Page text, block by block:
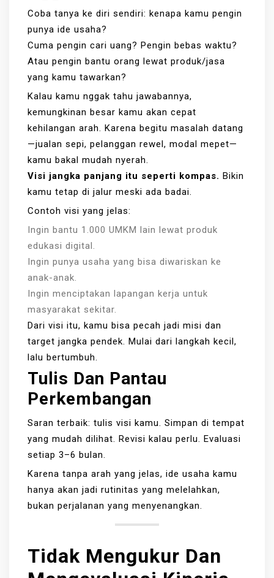
Coba tanya ke diri sendiri: kenapa kamu pengin
punya ide usaha?
Cuma pengin cari uang? Pengin bebas waktu?
Atau pengin bantu orang lewat produk/jasa
yang kamu tawarkan?
Kalau kamu nggak tahu jawabannya,
kemungkinan besar kamu akan cepat
kehilangan arah. Karena begitu masalah datang
—jualan sepi, pelanggan rewel, modal mepet—
kamu bakal mudah nyerah.
Visi jangka panjang itu seperti kompas. Bikin
kamu tetap di jalur meski ada badai.
Contoh visi yang jelas:
Ingin bantu 1.000 UMKM lain lewat produk
edukasi digital.
Ingin punya usaha yang bisa diwariskan ke
anak-anak.
Ingin menciptakan lapangan kerja untuk
masyarakat sekitar.
Dari visi itu, kamu bisa pecah jadi misi dan
target jangka pendek. Mulai dari langkah kecil,
lalu bertumbuh.
Tulis Dan Pantau
Perkembangan
Saran terbaik: tulis visi kamu. Simpan di tempat
yang mudah dilihat. Revisi kalau perlu. Evaluasi
setiap 3–6 bulan.
Karena tanpa arah yang jelas, ide usaha kamu
hanya akan jadi rutinitas yang melelahkan,
bukan perjalanan yang menyenangkan.
Tidak Mengukur Dan